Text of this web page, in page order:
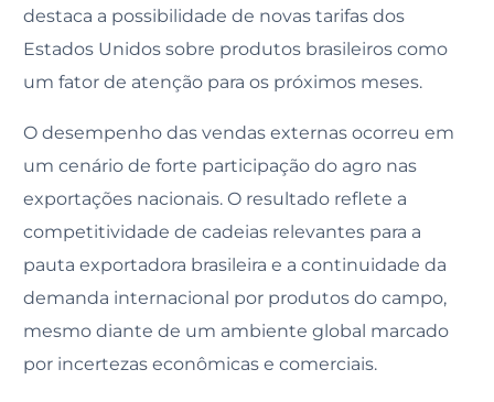
destaca a possibilidade de novas tarifas dos
Estados Unidos sobre produtos brasileiros como
um fator de atenção para os próximos meses.
O desempenho das vendas externas ocorreu em
um cenário de forte participação do agro nas
exportações nacionais. O resultado reflete a
competitividade de cadeias relevantes para a
pauta exportadora brasileira e a continuidade da
demanda internacional por produtos do campo,
mesmo diante de um ambiente global marcado
por incertezas econômicas e comerciais.